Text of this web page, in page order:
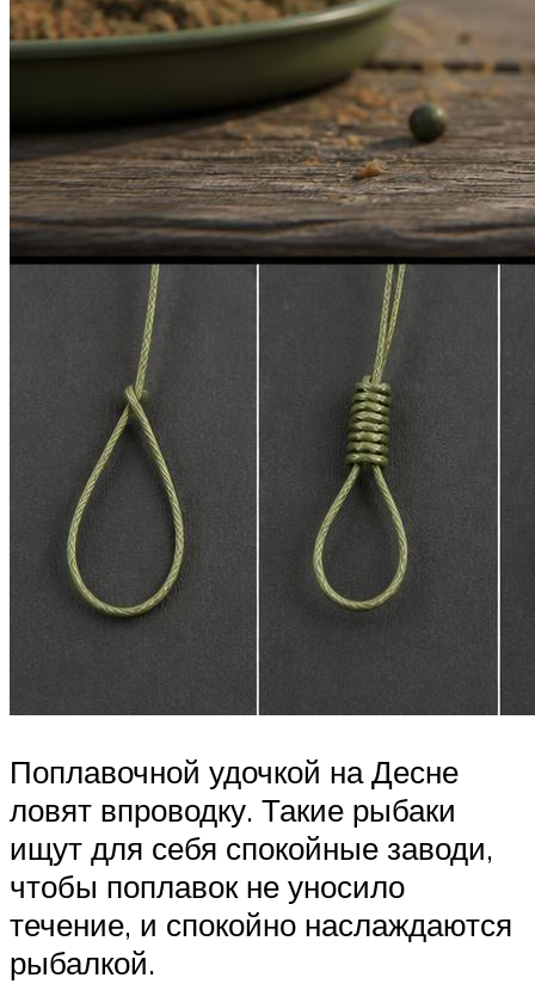
Поплавочной удочкой на Десне
ловят впроводку. Такие рыбаки
ищут для себя спокойные заводи,
чтобы поплавок не уносило
течение, и спокойно наслаждаются
рыбалкой.